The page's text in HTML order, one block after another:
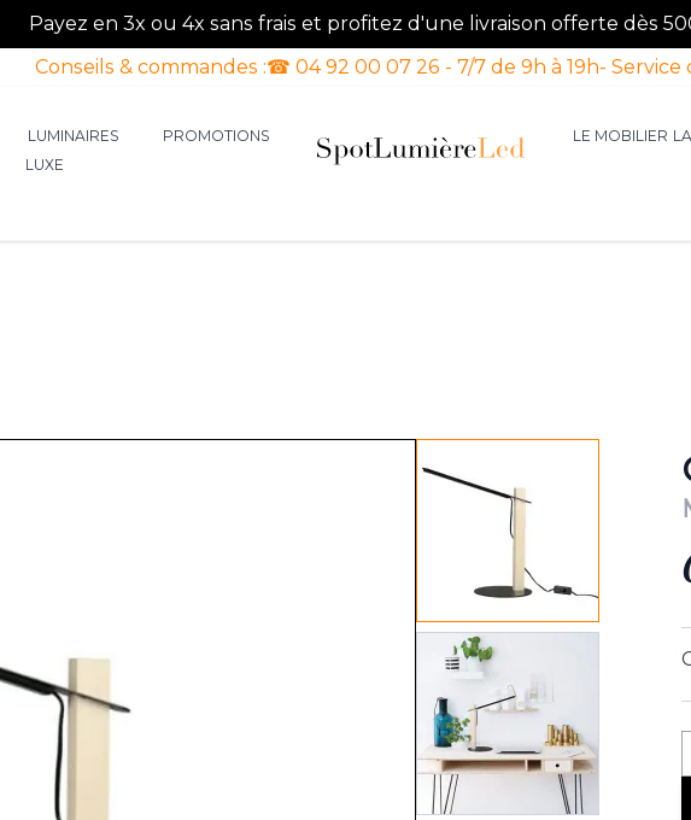
Payez en 3x ou 4x sans frais et profitez d'une livraison offerte dès
Conseils & commandes :☎ 04 92 00 07 26 - 7/7 de 9h à 19h-
LUMINAIRES
LUXE
PROMOTIONS LE MOBILIER